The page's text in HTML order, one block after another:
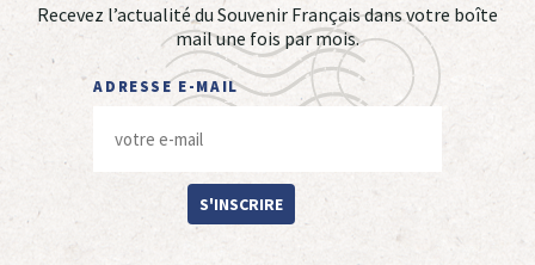
Recevez l’actualité du Souvenir Français dans votre boîte
mail une fois par mois.
ADRESSE E-MAIL
S'INSCRIRE